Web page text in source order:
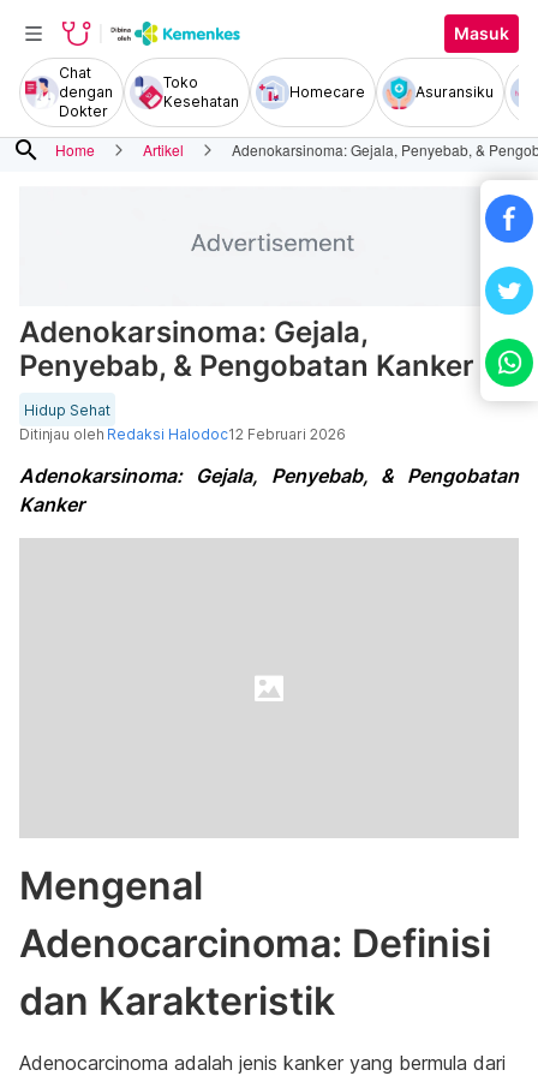
Masuk
Chat
dengan
Dokter
Toko
Kesehatan
Homecare Asuransiku
search Home Artikel Adenokarsinoma: Gejala, Penyebab, &
Adenokarsinoma: Gejala,
Penyebab, & Pengobatan Kanker
Hidup Sehat
Ditinjau oleh Redaksi Halodoc12 Februari 2026
Adenokarsinoma: Gejala, Penyebab, & Pengobatan
Kanker
Mengenal
Adenocarcinoma: Definisi
dan Karakteristik
Adenocarcinoma adalah jenis kanker yang bermula dari